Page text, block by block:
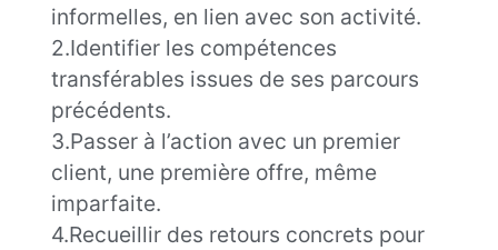
informelles, en lien avec son activité.
2.Identifier les compétences
transférables issues de ses parcours
précédents.
3.Passer à l’action avec un premier
client, une première offre, même
imparfaite.
4.Recueillir des retours concrets pour